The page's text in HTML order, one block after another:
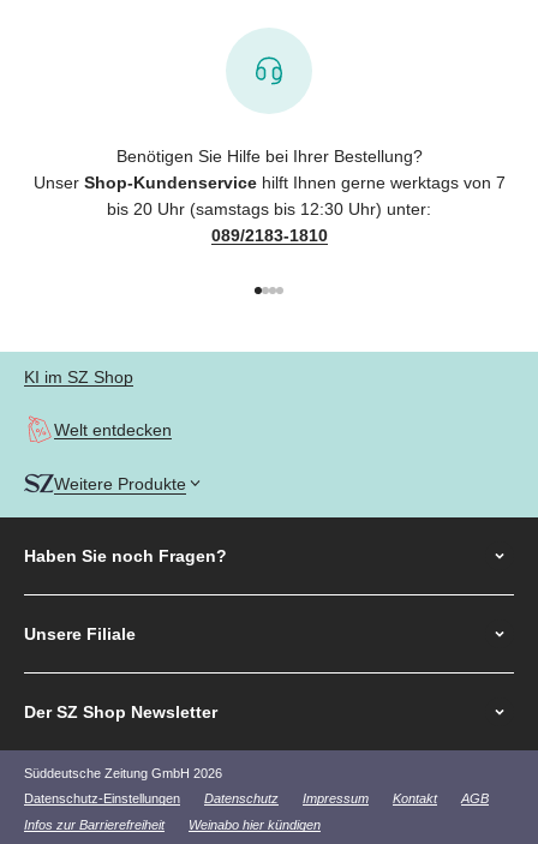
Benötigen Sie Hilfe bei Ihrer Bestellung?
Unser Shop-Kundenservicehilft Ihnen gerne werktags von 7
bis 20 Uhr (samstags bis 12:30 Uhr) unter:
089/2183-1810
KI im SZ Shop
Welt entdecken
Weitere Produkte
Haben Sie noch Fragen?
Unsere Filiale
Der SZ Shop Newsletter
Süddeutsche Zeitung GmbH 2026
Datenschutz-Einstellungen
Datenschutz Impressum Kontakt
AGB
Infos zur Barrierefreiheit
Weinabo hier kündigen